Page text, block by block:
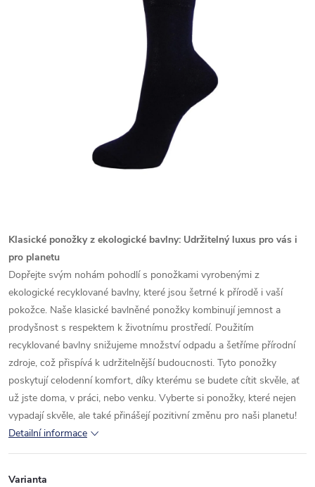
Klasické ponožky z ekologické bavlny: Udržitelný luxus pro vás i
pro planetu
Dopřejte svým nohám pohodlí s ponožkami vyrobenými z
ekologické recyklované bavlny, které jsou šetrné k přírodě i vaší
pokožce. Naše klasické bavlněné ponožky kombinují jemnost a
prodyšnost s respektem k životnímu prostředí. Použitím
recyklované bavlny snižujeme množství odpadu a šetříme přírodní
zdroje, což přispívá k udržitelnější budoucnosti. Tyto ponožky
poskytují celodenní komfort, díky kterému se budete cítit skvěle, ať
už jste doma, v práci, nebo venku. Vyberte si ponožky, které nejen
vypadají skvěle, ale také přinášejí pozitivní změnu pro naši planetu!
Detailní informace
Varianta